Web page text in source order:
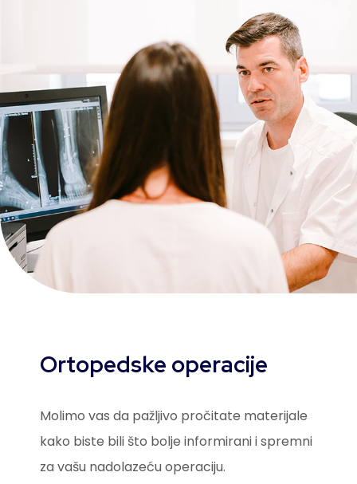
Ortopedske operacije
Molimo vas da pažljivo pročitate materijale
kako biste bili što bolje informirani i spremni
za vašu nadolazeću operaciju.